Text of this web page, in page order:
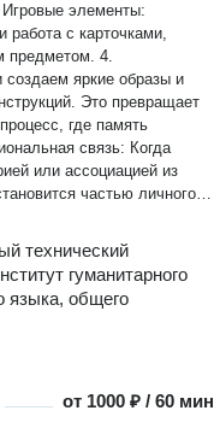
работа с карточками,
4.
яркие образы и
Это превращает
где память
или ассоциацией из
частью личного
технический
гуманитарного
языка, общего
от 1000 ₽ / 60 мин